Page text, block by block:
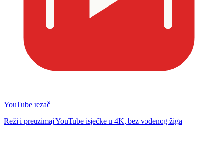
YouTube rezač
Reži i preuzimaj YouTube isječke u 4K, bez vodenog žiga